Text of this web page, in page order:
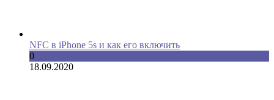
NFC в iPhone 5s и как его включить
0
18.09.2020